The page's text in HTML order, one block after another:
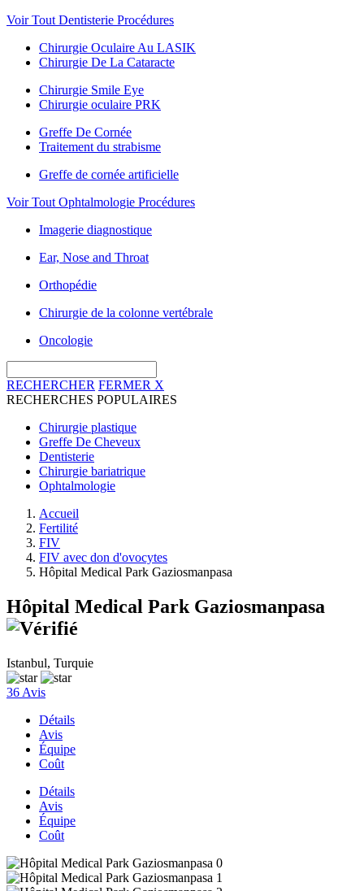
Voir Tout Dentisterie Procédures
Chirurgie Oculaire Au LASIK
Chirurgie De La Cataracte
Chirurgie Smile Eye
Chirurgie oculaire PRK
Greffe De Cornée
Traitement du strabisme
Greffe de cornée artificielle
Voir Tout Ophtalmologie Procédures
Imagerie diagnostique
Ear, Nose and Throat
Orthopédie
Chirurgie de la colonne vertébrale
Oncologie
RECHERCHER FERMER X
RECHERCHES POPULAIRES
Chirurgie plastique
Greffe De Cheveux
Dentisterie
Chirurgie bariatrique
Ophtalmologie
Accueil
Fertilité
FIV
FIV avec don d'ovocytes
Hôpital Medical Park Gaziosmanpasa
Hôpital Medical Park Gaziosmanpasa
Istanbul, Turquie
36 Avis
Détails
Avis
Équipe
Coût
Détails
Avis
Équipe
Coût